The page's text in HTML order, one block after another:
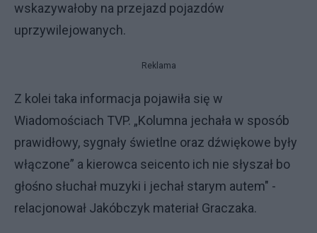
wskazywałoby na przejazd pojazdów
uprzywilejowanych.
Reklama
Z kolei taka informacja pojawiła się w
Wiadomościach TVP. „Kolumna jechała w sposób
prawidłowy, sygnały świetlne oraz dźwiękowe były
włączone” a kierowca seicento ich nie słyszał bo
głośno słuchał muzyki i jechał starym autem" -
relacjonował Jakóbczyk materiał Graczaka.